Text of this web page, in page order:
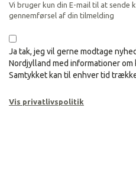
Vi bruger kun din E-mail til at
gennemførsel af din tilmelding
Ja tak, jeg vil gerne modtage
Nordjylland med informationer om
Samtykket kan til enhver tid
Vis privatlivspolitik